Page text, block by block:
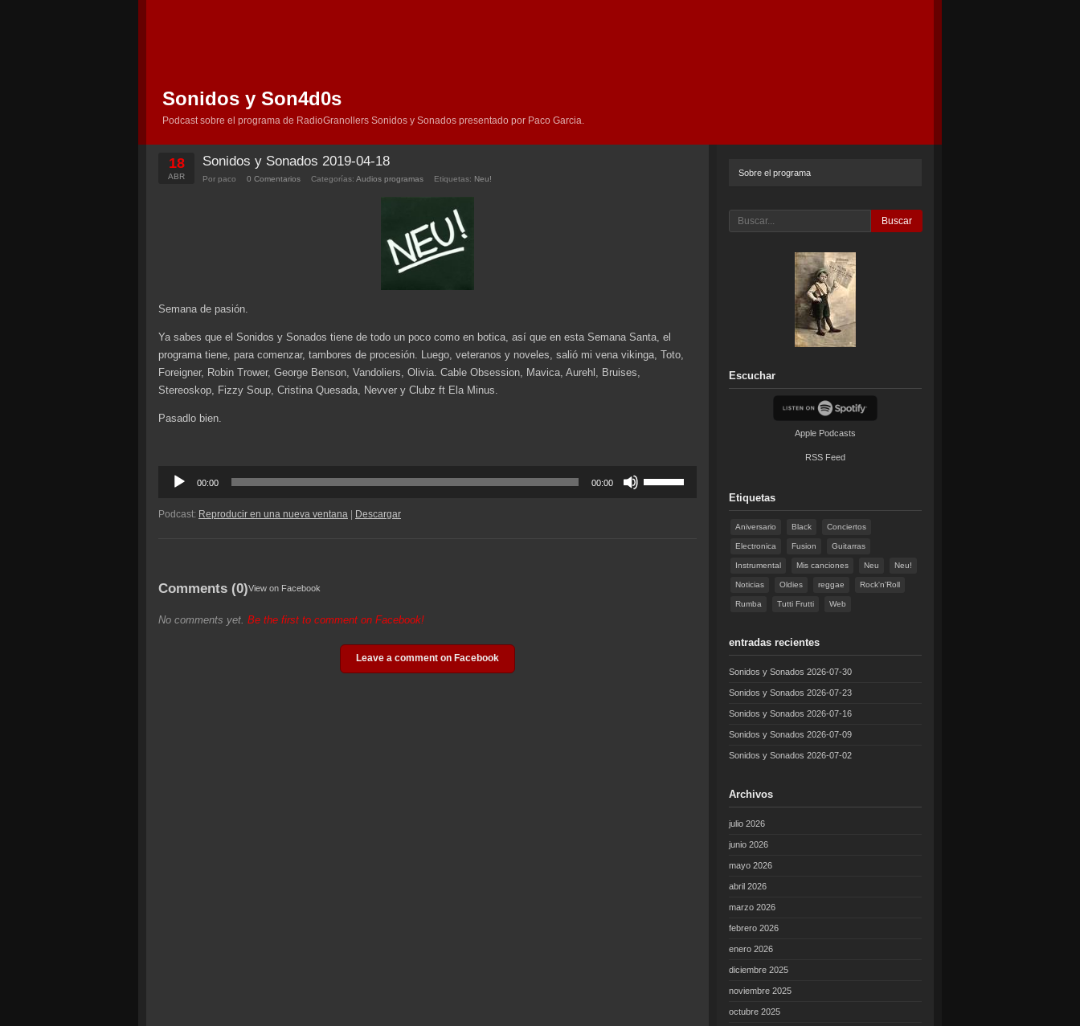
Sonidos y Son4d0s
Podcast sobre el programa de RadioGranollers Sonidos y Sonados presentado por Paco Garcia.
18
ABR
Sonidos y Sonados 2019-04-18
Por paco 0 Comentarios Categorías: Audios programas Etiquetas: Neu!
Semana de pasión.
Ya sabes que el Sonidos y Sonados tiene de todo un poco como en botica, así que en esta Semana Santa, el
programa tiene, para comenzar, tambores de procesión. Luego, veteranos y noveles, salió mi vena vikinga, Toto,
Foreigner, Robin Trower, George Benson, Vandoliers, Olivia. Cable Obsession, Mavica, Aurehl, Bruises,
Stereoskop, Fizzy Soup, Cristina Quesada, Nevver y Clubz ft Ela Minus.
Pasadlo bien.
Reproductor
audio
00:00 00:00
Podcast: Reproducir en una nueva ventana | Descargar
Comments (0)View on Facebook
No comments yet. Be the first to comment on Facebook!
Leave a comment on Facebook
Sobre el programa
Buscar
Escuchar
Apple Podcasts
RSS Feed
Etiquetas
Aniversario Black Conciertos
Electronica Fusion Guitarras
Instrumental Mis canciones Neu Neu!
Noticias Oldies reggae Rock'n'Roll
Rumba Tutti Frutti Web
entradas recientes
Sonidos y Sonados 2026-07-30
Sonidos y Sonados 2026-07-23
Sonidos y Sonados 2026-07-16
Sonidos y Sonados 2026-07-09
Sonidos y Sonados 2026-07-02
Archivos
julio 2026
junio 2026
mayo 2026
abril 2026
marzo 2026
febrero 2026
enero 2026
diciembre 2025
noviembre 2025
octubre 2025